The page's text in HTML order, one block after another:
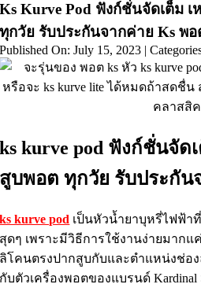
Ks Kurve Pod ฟังก์ชั่นจัดเต็ม
ทุกวัย รับประกันจากค่าย Ks พอ
Published On: July 15, 2023 |
ks kurve pod ฟังก์ชั่นจัด
สูบพอต ทุกวัย รับประกัน
ks kurve pod เป็นหัวน้ำยาบุหรี่ไฟฟ้
สุดๆ เพราะมีวิธีการใช้งานง่ายมาก
ลิโคนตรงปากสูบกับและตำแหน่งช่อง
กับตัวเครื่องพอตของแบรนด์ Kardinal